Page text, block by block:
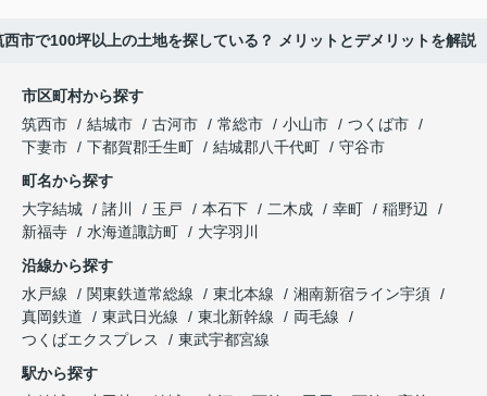
西市で100坪以上の土地を探している？ メリットとデメリットを解説
市区町村から探す
筑西市
結城市 古河市 常総市 小山市
つくば市
下妻市
下都賀郡壬生町 結城郡八千代町
守谷市
町名から探す
大字結城
諸川 玉戸 本石下 二木成 幸町
稲野辺
新福寺
水海道諏訪町
大字羽川
沿線から探す
水戸線
関東鉄道常総線 東北本線
湘南新宿ライン宇須
真岡鉄道
東武日光線 東北新幹線
両毛線
つくばエクスプレス
東武宇都宮線
駅から探す